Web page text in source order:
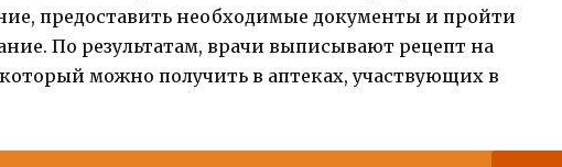
предоставить необходимые документы и пройти
По результатам, врачи выписывают рецепт на
можно получить в аптеках, участвующих в